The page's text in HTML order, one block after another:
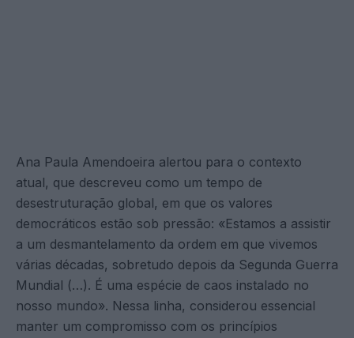
Ana Paula Amendoeira alertou para o contexto
atual, que descreveu como um tempo de
desestruturação global, em que os valores
democráticos estão sob pressão: «Estamos a assistir
a um desmantelamento da ordem em que vivemos
várias décadas, sobretudo depois da Segunda Guerra
Mundial (…). É uma espécie de caos instalado no
nosso mundo». Nessa linha, considerou essencial
manter um compromisso com os princípios